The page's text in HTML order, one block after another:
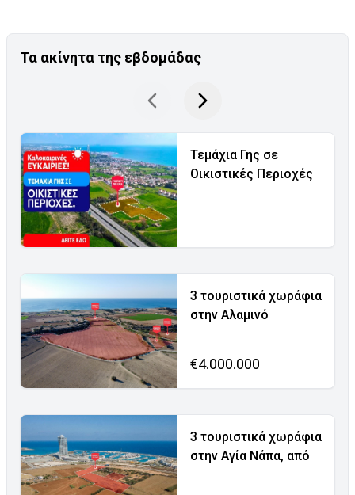
Τα ακίνητα της εβδομάδας
Τεμάχια Γης σε
Οικιστικές Περιοχές
3 τουριστικά χωράφια
στην Αλαμινό
€4.000.000
3 τουριστικά χωράφια
στην Αγία Νάπα, από